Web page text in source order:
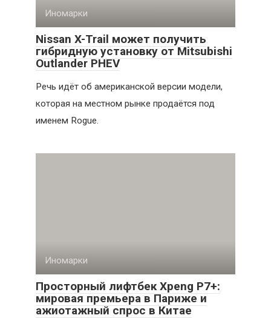
Иномарки
Nissan X-Trail может получить
гибридную установку от Mitsubishi
Outlander PHEV
Речь идёт об американской версии модели,
которая на местном рынке продаётся под
именем Rogue.
Иномарки
Просторный лифтбек Xpeng P7+:
мировая премьера в Париже и
ажиотажный спрос в Китае